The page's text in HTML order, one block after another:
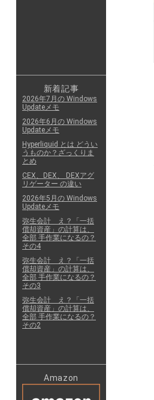
新着記事
2026年7月の Windows
Updateメモ
2026年6月の Windows
Updateメモ
Hyperliquid とは どうい
うものか？ざっくりま
とめ
CEX、DEX、 DEXアグ
リゲーター の違い
2026年5月の Windows
Updateメモ
弥生会計 え？「一括
償却資産」の計算は、
全部 手作業になるの？
その4
弥生会計 え？「一括
償却資産」の計算は、
全部 手作業になるの？
その3
弥生会計 え？「一括
償却資産」の計算は、
全部 手作業になるの？
その2
Amazon